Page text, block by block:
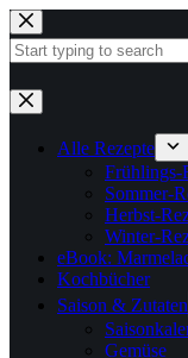
Zum
Inhalt
springen
Keine
Ergebnisse
Alle Rezepte
Frühlings-
Sommer-
Herbst-
Winter-
eBook:
Kochbücher
Saison & Zutaten
Gemüse